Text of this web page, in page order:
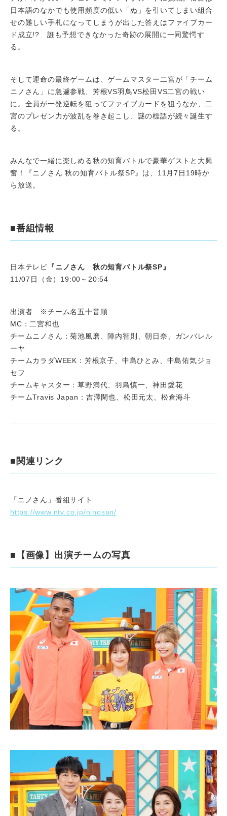
日本語のなかでも使用頻度の低い「ぬ」を引いてしまい組合
せの難しい手札になってしまうが出した答えはファイブカー
ド成立!? 誰も予想できなかった奇跡の展開に一同驚愕す
る。
そして運命の最終ゲームは、ゲームマスター二宮が「チーム
ニノさん」に急遽参戦、芳根VS羽鳥VS松田VS二宮の戦い
に。全員が一発逆転を狙ってファイブカードを狙うなか、二
宮のプレゼン力が波乱を巻き起こし、謎の標語が続々誕生す
る。
みんなで一緒に楽しめる秋の知育バトルで豪華ゲストと大興
奮！『ニノさん 秋の知育バトル祭SP』は、11月7日19時か
ら放送。
■番組情報
日本テレビ 『ニノさん 秋の知育バトル祭SP』
11/07日（金）19:00～20:54
出演者 ※チーム名五十音順
MC：二宮和也
チームニノさん：菊池風磨、陣内智則、朝日奈、ガンバレル
ーヤ
チームカラダWEEK：芳根京子、中島ひとみ、中島佑気ジョ
セフ
チームキャスター：草野満代、羽鳥慎一、神田愛花
チームTravis Japan：吉澤閑也、松田元太、松倉海斗
■関連リンク
「ニノさん」番組サイト
https://www.ntv.co.jp/ninosan/
■【画像】出演チームの写真